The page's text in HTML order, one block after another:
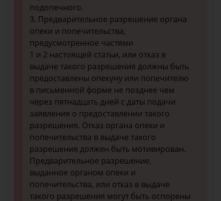
подопечного.
3. Предварительное разрешение органа
опеки и попечительства,
предусмотренное частями
1 и 2 настоящей статьи, или отказ в
выдаче такого разрешения должны быть
предоставлены опекуну или попечителю
в письменной форме не позднее чем
через пятнадцать дней с даты подачи
заявления о предоставлении такого
разрешения. Отказ органа опеки и
попечительства в выдаче такого
разрешения должен быть мотивирован.
Предварительное разрешение,
выданное органом опеки и
попечительства, или отказ в выдаче
такого разрешения могут быть оспорены